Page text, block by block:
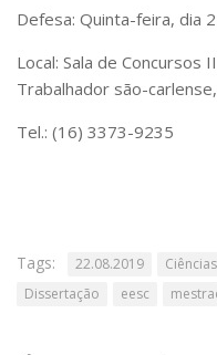
Bibliotecas
Segurança, Trânsito
RH, Administrativo e
Comunicação
Defesa de Teses
Defesa: Quinta-feira, dia
Local: Sala de Concursos
Trabalhador são-
Tel.: (16) 3373-9235
Tags: 22.08.2019
Dissertação
eesc